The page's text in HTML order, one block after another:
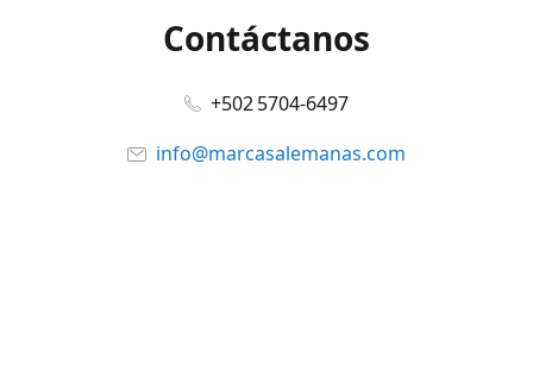
Contáctanos
+502 5704-6497
info@marcasalemanas.com